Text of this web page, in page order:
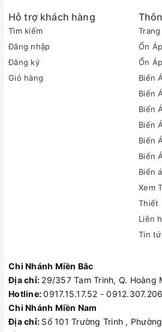
Hỗ trợ khách hàng
Tìm kiếm
Đăng nhập
Đăng ký
Giỏ hàng
Ổn
Ổn
Biến
Biến
Biến
Biến
Biến
Biến
Biến
Xem
Thiết
Liên
Tin
Chi Nhánh Miền Bắc
Địa chỉ: 29/357 Tam Trinh, Q. Hoàng
Hotline:0917.15.17.52 - 0912.307.206
Chi Nhánh Miền Nam
Địa chỉ: Số 101 Trường Trinh ,